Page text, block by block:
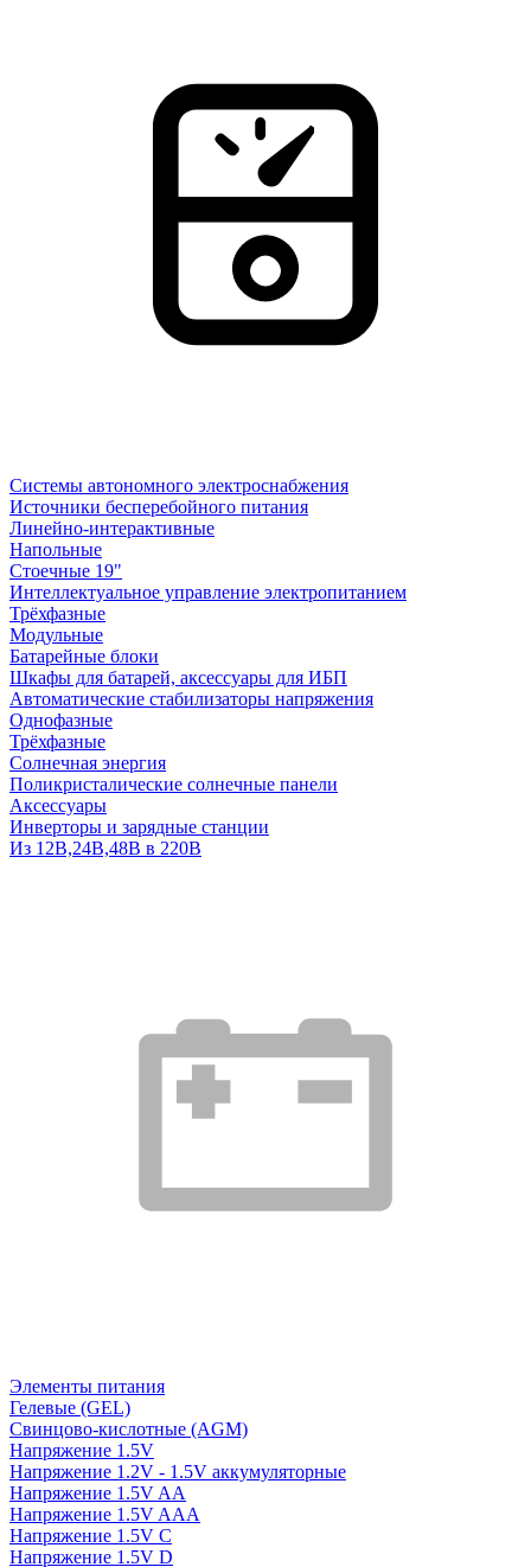
Системы автономного электроснабжения
Источники бесперебойного питания
Линейно-интерактивные
Напольные
Стоечные 19"
Интеллектуальное управление электропитанием
Трёхфазные
Модульные
Батарейные блоки
Шкафы для батарей, аксессуары для ИБП
Автоматические стабилизаторы напряжения
Однофазные
Трёхфазные
Солнечная энергия
Поликристалические солнечные панели
Аксессуары
Инверторы и зарядные станции
Из 12В,24В,48В в 220В
Элементы питания
Гелевые (GEL)
Свинцово-кислотные (AGM)
Напряжение 1.5V
Напряжение 1.2V - 1.5V аккумуляторные
Напряжение 1.5V AA
Напряжение 1.5V AAA
Напряжение 1.5V C
Напряжение 1.5V D